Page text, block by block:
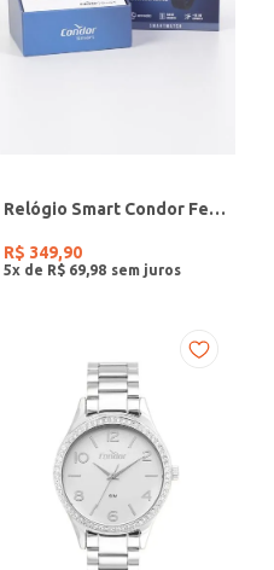
Relógio Smart Condor Feminino ROSE
R$ 349,90
5x de R$ 69 98